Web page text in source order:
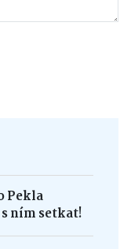
Pekla
ním setkat!